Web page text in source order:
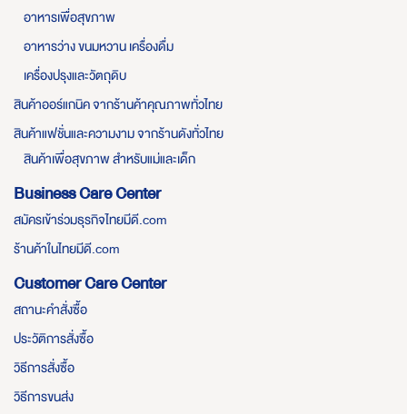
อาหารเพื่อสุขภาพ
อาหารว่าง ขนมหวาน เครื่องดื่ม
เครื่องปรุงและวัตถุดิบ
สินค้าออร์แกนิค จากร้านค้าคุณภาพทั่วไทย
สินค้าแฟชั่นและความงาม จากร้านดังทั่วไทย
สินค้าเพื่อสุขภาพ สำหรับแม่และเด็ก
Business Care Center
สมัครเข้าร่วมธุรกิจไทยมีดี.com
ร้านค้าในไทยมีดี.com
Customer Care Center
สถานะคำสั่งซื้อ
ประวัติการสั่งซื้อ
วิธีการสั่งซื้อ
วิธีการขนส่ง